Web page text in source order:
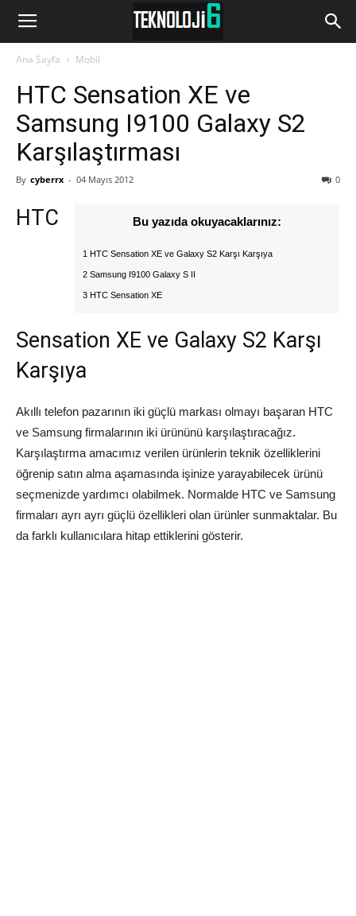
www.Teknoloji6.com
Ana Sayfa Mobil
HTC Sensation XE ve
Samsung I9100 Galaxy S2
Karşılaştırması
By cyberrx - 04 Mayıs 2012 0
Bu yazıda okuyacaklarınız:
1 HTC Sensation XE ve Galaxy S2 Karşı Karşıya
2 Samsung I9100 Galaxy S II
3 HTC Sensation XE
HTC
Sensation XE ve Galaxy S2 Karşı
Karşıya
Akıllı telefon pazarının iki güçlü markası olmayı başaran HTC
ve Samsung firmalarının iki ürününü karşılaştıracağız.
Karşılaştırma amacımız verilen ürünlerin teknik özelliklerini
öğrenip satın alma aşamasında işinize yarayabilecek ürünü
seçmenizde yardımcı olabilmek. Normalde HTC ve Samsung
firmaları ayrı ayrı güçlü özellikleri olan ürünler sunmaktalar. Bu
da farklı kullanıcılara hitap ettiklerini gösterir.